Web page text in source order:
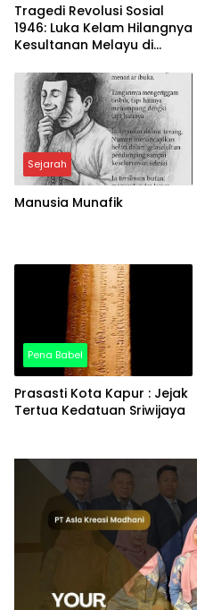
Tragedi Revolusi Sosial
1946: Luka Kelam Hilangnya
Kesultanan Melayu di
Sejarah
Manusia Munafik
Pena Babel
Prasasti Kota Kapur : Jejak
Tertua Kedatuan Sriwijaya